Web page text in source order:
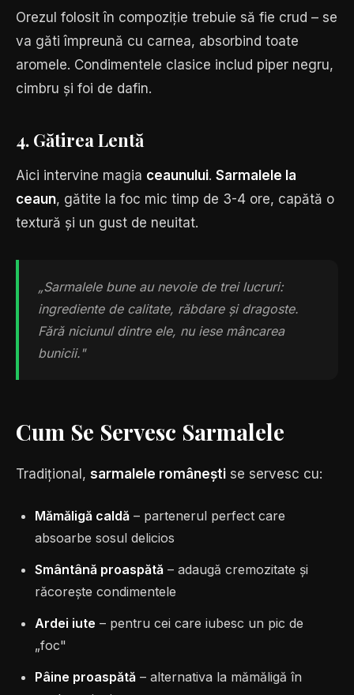
Orezul folosit în compoziție trebuie să fie crud – se
va găti împreună cu carnea, absorbind toate
aromele. Condimentele clasice includ piper negru,
cimbru și foi de dafin.
4. Gătirea Lentă
Aici intervine magia ceaunului. Sarmalele la
ceaun, gătite la foc mic timp de 3-4 ore, capătă o
textură și un gust de neuitat.
„Sarmalele bune au nevoie de trei lucruri:
ingrediente de calitate, răbdare și dragoste.
Fără niciunul dintre ele, nu iese mâncarea
bunicii."
Cum Se Servesc Sarmalele
Tradițional, sarmalele românești se servesc cu:
Mămăligă caldă – partenerul perfect care
absoarbe sosul delicios
Smântână proaspătă – adaugă cremozitate și
răcorește condimentele
Ardei iute – pentru cei care iubesc un pic de
„foc"
Pâine proaspătă – alternativa la mămăligă în